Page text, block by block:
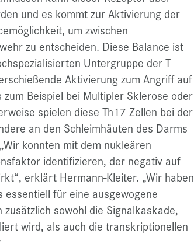
und es kommt zur Aktivierung der
um zwischen
zu entscheiden. Diese Balance ist
Untergruppe der T
Aktivierung zum Angriff auf
Beispiel bei Multipler Sklerose oder
spielen diese Th17 Zellen bei der
an den Schleimhäuten des Darms
konnten mit dem nukleären
identifizieren, der negativ auf
erklärt Hermann-Kleiter. „Wir haben
für eine ausgewogene
sowohl die Signalkaskade,
wird, als auch die transkriptionellen